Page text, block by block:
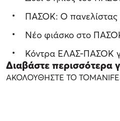
ΠΑΣΟΚ: Ο πανελίστας
Νέο φιάσκο στο
Κόντρα ΕΛΑΣ-ΠΑΣΟΚ
Διαβάστε περισσότερα
ΑΚΟΛΟΥΘΗΣΤΕ ΤΟ